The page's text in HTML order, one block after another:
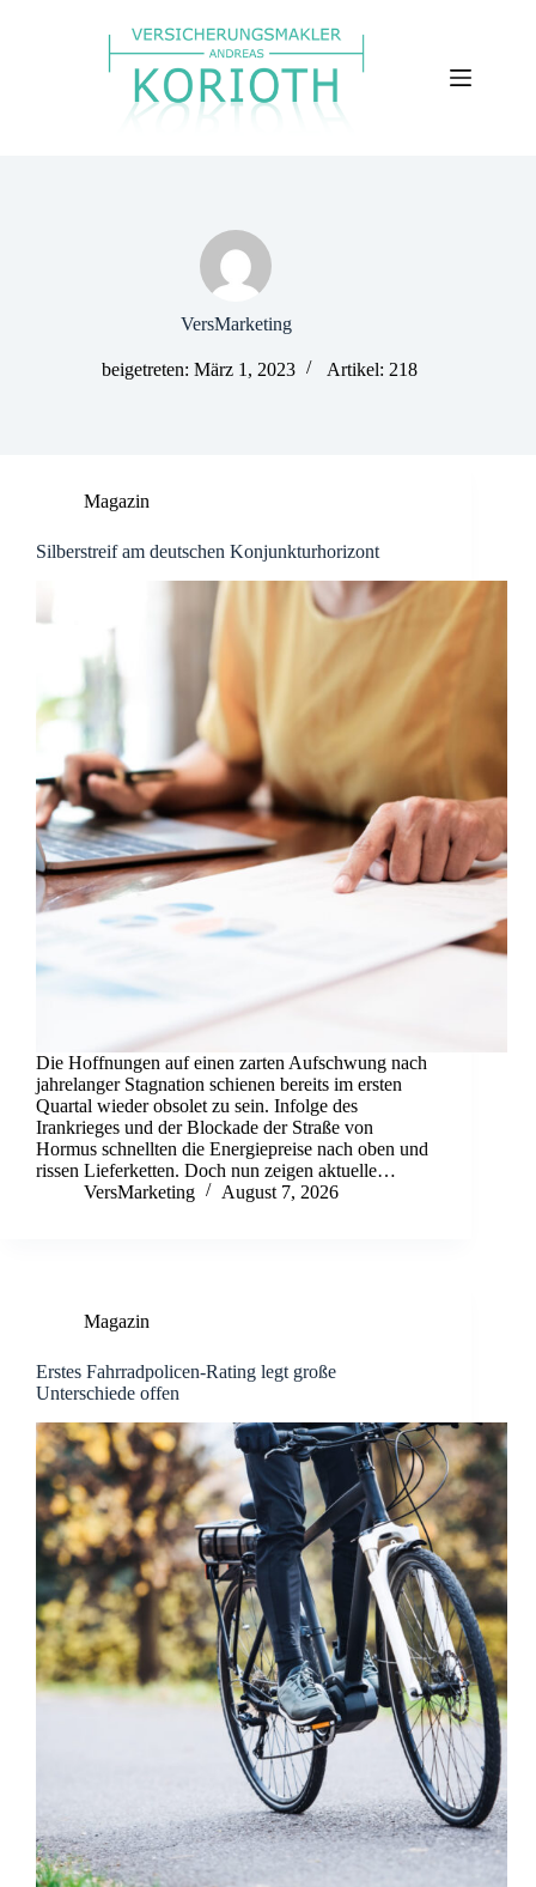
VersMarketing
beigetreten: März 1, 2023 Artikel: 218
Magazin
Silberstreif am deutschen Konjunkturhorizont
Die Hoffnungen auf einen zarten Aufschwung nach
jahrelanger Stagnation schienen bereits im ersten
Quartal wieder obsolet zu sein. Infolge des
Irankrieges und der Blockade der Straße von
Hormus schnellten die Energiepreise nach oben und
rissen Lieferketten. Doch nun zeigen aktuelle…
VersMarketing
August 7, 2026
Magazin
Erstes Fahrradpolicen-Rating legt große
Unterschiede offen